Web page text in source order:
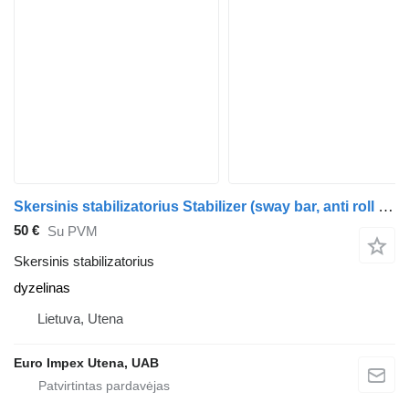
Skersinis stabilizatorius Stabilizer (sway bar, anti roll bar) - FRONT sunkvežimio Scania 124L
50 € Su PVM
Skersinis stabilizatorius
dyzelinas
Lietuva, Utena
Euro Impex Utena, UAB